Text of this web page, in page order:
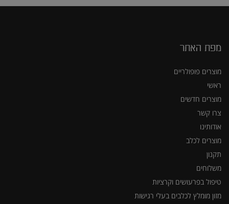
מפת האתר
מוצרים פופולריים
ראשי
מוצרים חדשים
צרו קשר
אודותינו
מוצרים לכלב
תקנון
משלוחים
טיפול בפרעושים וקרציות
מזון מומלץ לכלבים בעלי רגישות